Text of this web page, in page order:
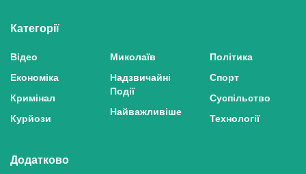
Категорії
Відео
Економіка
Кримінал
Курйози
Миколаїв
Надзвичайні
Події
Найважливіше
Політика
Спорт
Суспільство
Технології
Додатково